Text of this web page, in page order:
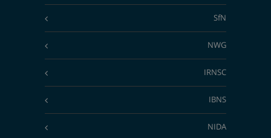
SfN
NWG
IRNSC
IBNS
NIDA